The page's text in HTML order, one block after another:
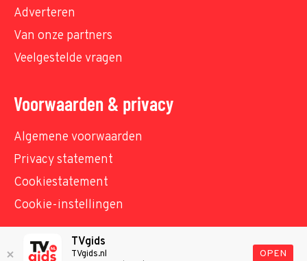
Adverteren
Van onze partners
Veelgestelde vragen
Voorwaarden & privacy
Algemene voorwaarden
Privacy statement
Cookiestatement
Cookie-instellingen
© TVgids.nl 2026 - All rights reserved. No text and
TVgids
TVgids.nl
OPEN